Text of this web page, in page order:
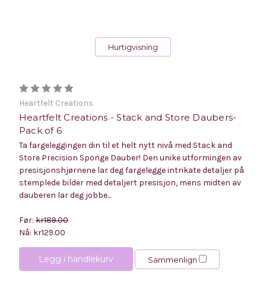
Hurtigvisning
Heartfelt Creations
Heartfelt Creations - Stack and Store Daubers-
Pack of 6
Ta fargeleggingen din til et helt nytt nivå med Stack and
Store Precision Sponge Dauber! Den unike utformingen av
presisjonshjørnene lar deg fargelegge intrikate detaljer på
stemplede bilder med detaljert presisjon, mens midten av
dauberen lar deg jobbe...
Før: kr189.00
Nå: kr129.00
Legg i handlekurv Sammenlign